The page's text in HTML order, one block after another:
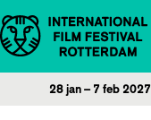
Direct naar inhoud
28 jan – 7 feb 2027